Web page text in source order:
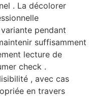
. La décolorer
pendant
suffisamment
lecture de
check .
, avec cas
en travers